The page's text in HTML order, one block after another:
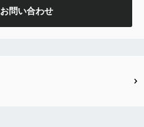
お問い合わせ